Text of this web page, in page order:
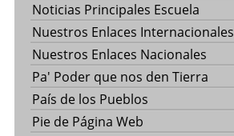
Noticias Principales Escuela
Nuestros Enlaces Internacionales
Nuestros Enlaces Nacionales
Pa' Poder que nos den Tierra
País de los Pueblos
Pie de Página Web